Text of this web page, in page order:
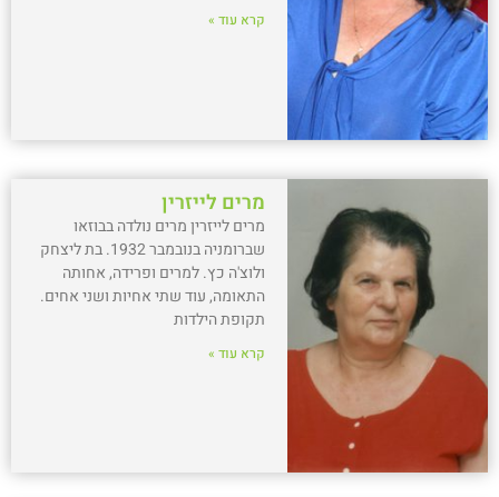
קרא עוד »
מרים לייזרין
מרים לייזרין מרים נולדה בבוזאו
שברומניה בנובמבר 1932. בת ליצחק
ולוצ'ה כץ. למרים ופרידה, אחותה
התאומה, עוד שתי אחיות ושני אחים.
תקופת הילדות
קרא עוד »